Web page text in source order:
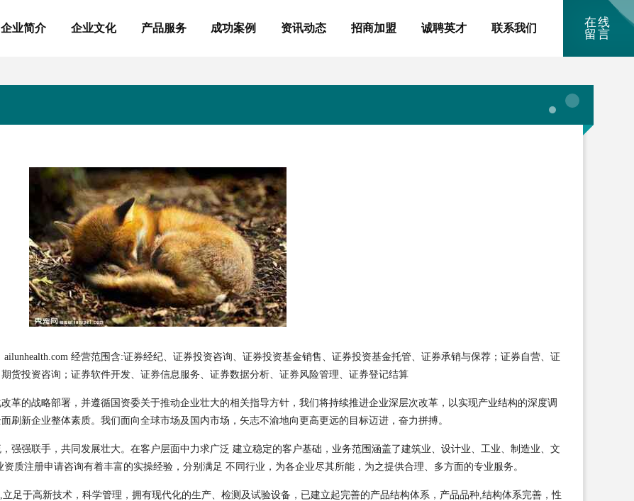
企业简介 企业文化 产品服务 成功案例 资讯动态 招商加盟 诚聘英才 联系我们
在线
留言
经营范围含:证券经纪、证券投资咨询、证券投资基金销售、证券投资基金托管、证券承销与保荐；证券自营、证
货投资咨询；证券软件开发、证券信息服务、证券数据分析、证券风险管理、证券登记结算
革的战略部署，并遵循国资委关于推动企业壮大的相关指导方针，我们将持续推进企业深层次改革，以实现产业结构的深度调
刷新企业整体素质。我们面向全球市场及国内市场，矢志不渝地向更高更远的目标迈进，奋力拼搏。
强强联手，共同发展壮大。在客户层面中力求广泛 建立稳定的客户基础，业务范围涵盖了建筑业、设计业、工业、制造业、文
质注册申请咨询有着丰富的实操经验，分别满足 不同行业，为各企业尽其所能，为之提供合理、多方面的专业服务。
足于高新技术，科学管理，拥有现代化的生产、检测及试验设备，已建立起完善的产品结构体系，产品品种,结构体系完善，性